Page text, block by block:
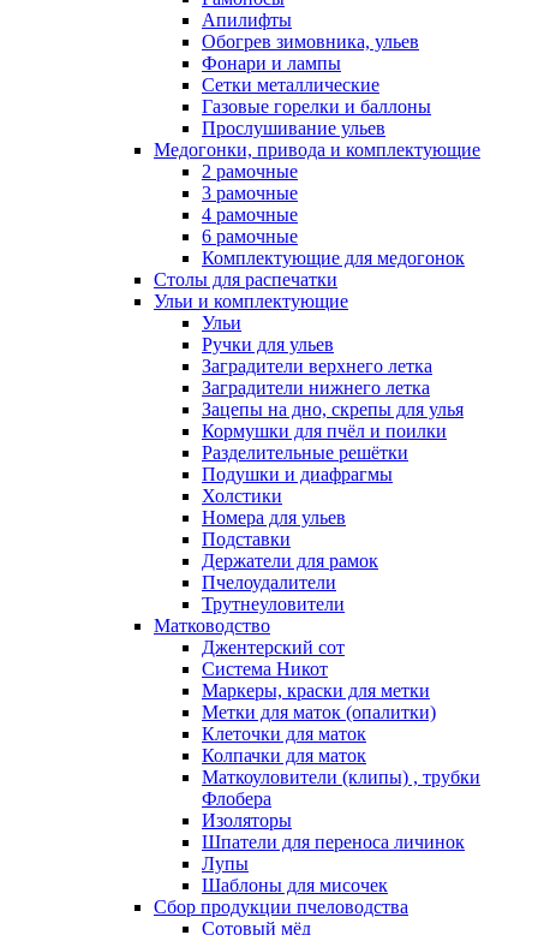
Апилифты
Обогрев зимовника, ульев
Фонари и лампы
Сетки металлические
Газовые горелки и баллоны
Прослушивание ульев
Медогонки, привода и комплектующие
2 рамочные
3 рамочные
4 рамочные
6 рамочные
Комплектующие для медогонок
Столы для распечатки
Ульи и комплектующие
Ульи
Ручки для ульев
Заградители верхнего летка
Заградители нижнего летка
Зацепы на дно, скрепы для улья
Кормушки для пчёл и поилки
Разделительные решётки
Подушки и диафрагмы
Холстики
Номера для ульев
Подставки
Держатели для рамок
Пчелоудалители
Трутнеуловители
Матководство
Джентерский сот
Система Никот
Маркеры, краски для метки
Метки для маток (опалитки)
Клеточки для маток
Колпачки для маток
Маткоуловители (клипы) , трубки
Флобера
Изоляторы
Шпатели для переноса личинок
Лупы
Шаблоны для мисочек
Сбор продукции пчеловодства
Сотовый мёд